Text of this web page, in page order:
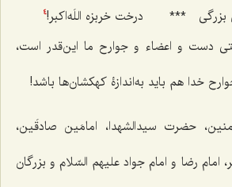
*** درخت خربزه اللَه‌اکبر!4
دست و اعضاء و جوارح ما این‌قدر است،
خدا هم باید به‌اندازۀ کهکشان‌ها باشد!
حضرت سیدالشهدا، امامَین صادقَین،
رضا و امام جواد علیهم السّلام و بزرگان